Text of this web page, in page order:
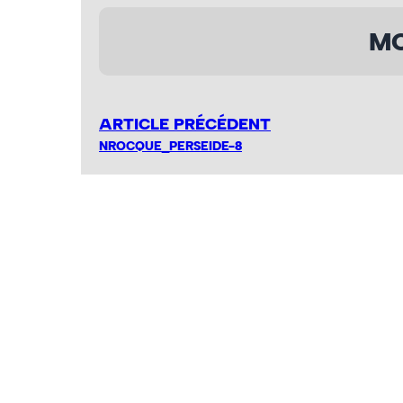
ARTICLE PRÉCÉDENT
NROCQUE_PERSEIDE-8